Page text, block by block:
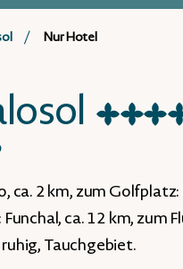
Nur Hotel
★★★
2 km, zum
ca. 12 km, zum
Tauchgebiet.